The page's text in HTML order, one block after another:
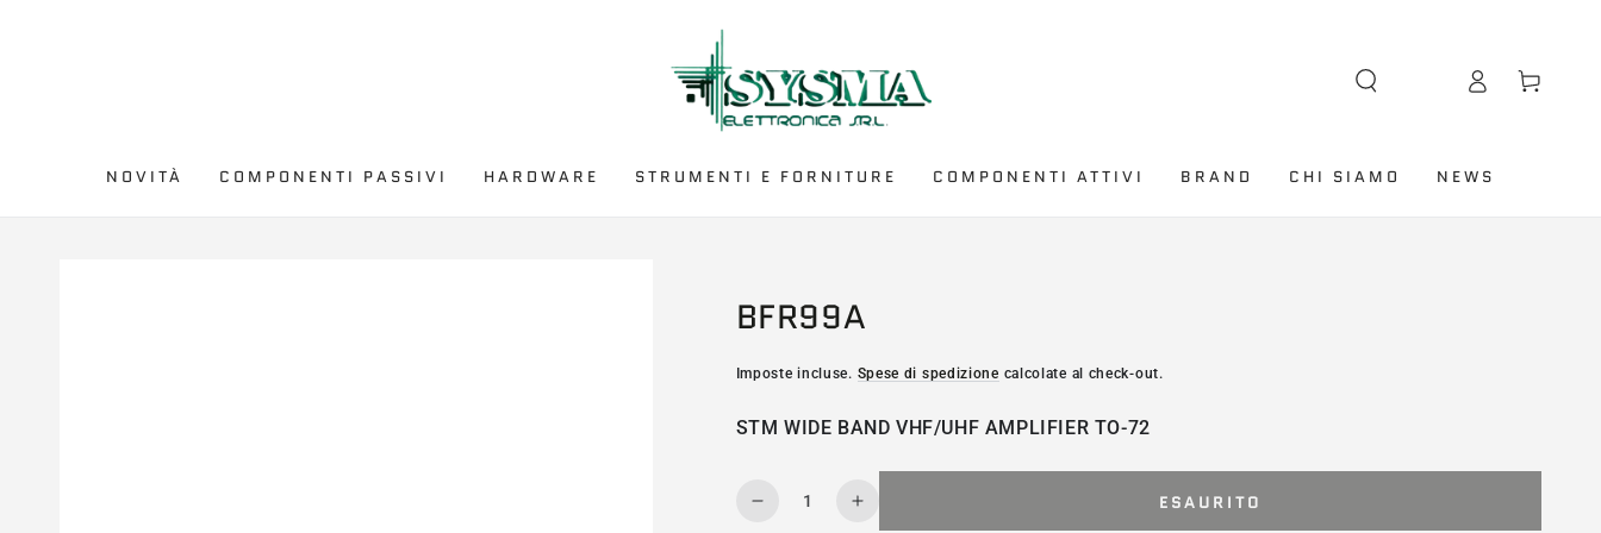
NOVITÀ COMPONENTI PASSIVI HARDWARE STRUMENTI E FORNITURE COMPONENTI ATTIVI BRAND CHI SIAMO NEWS
AccessoCarello
BFR99A
Imposte incluse. Spese di spedizione calcolate al check-out.
STM WIDE BAND VHF/UHF AMPLIFIER TO-72
Quantità
DiminuisceAumenta
ESAURITO